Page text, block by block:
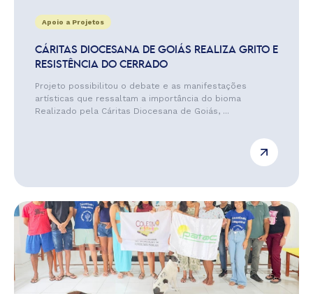
Apoio a Projetos
CÁRITAS DIOCESANA DE GOIÁS REALIZA GRITO E
RESISTÊNCIA DO CERRADO
Projeto possibilitou o debate e as manifestações
artísticas que ressaltam a importância do bioma
Realizado pela Cáritas Diocesana de Goiás, ...